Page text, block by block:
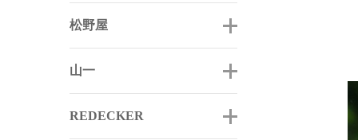
松野屋
山一
REDECKER